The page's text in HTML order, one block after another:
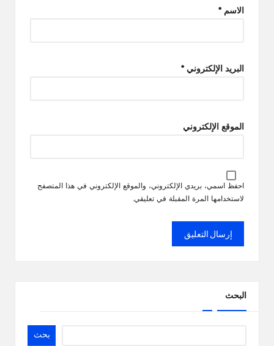
الاسم *
البريد الإلكتروني *
الموقع الإلكتروني
احفظ اسمي، بريدي الإلكتروني، والموقع الإلكتروني في هذا المتصفح
لاستخدامها المرة المقبلة في تعليقي.
البحث
بحث